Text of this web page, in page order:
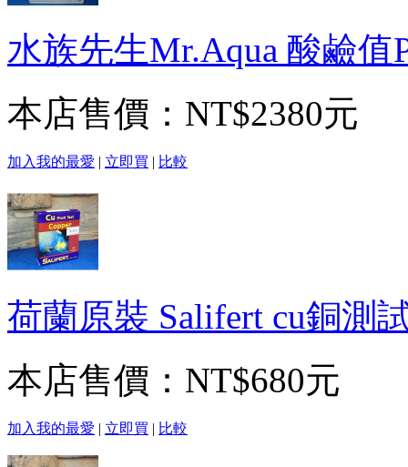
水族先生Mr.Aqua 酸鹼
本店售價： NT$2380元
加入我的最愛 | 立即買 | 比較
荷蘭原裝 Salifert cu銅測
本店售價： NT$680元
加入我的最愛 | 立即買 | 比較